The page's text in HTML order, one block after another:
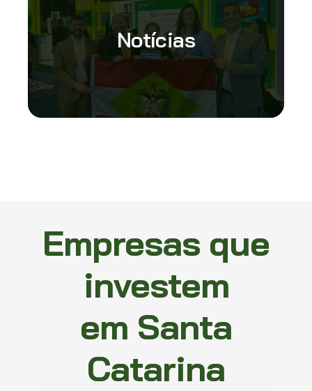
Notícias
Empresas que
investem
em Santa
Catarina